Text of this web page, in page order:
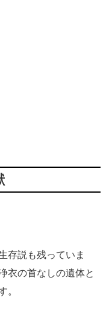
存説も残っていま
衣の首なしの遺体と
。